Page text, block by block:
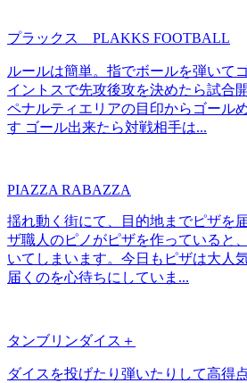
プラックス PLAKKS FOOTBALL
ルールは簡単。指でボールを弾いて
イントスで先攻後攻を決めたら試合
ペナルティエリアの目印からゴール
す ゴール出来たら対戦相手は...
PIAZZA RABAZZA
揺れ動く街にて、目的地までピザを
ザ職人のピノがピザを作っていると
いてしまいます。今日もピザは大人
届くのを心待ちにしていま...
タンブリンダイス＋
ダイスを投げたり弾いたりして高得